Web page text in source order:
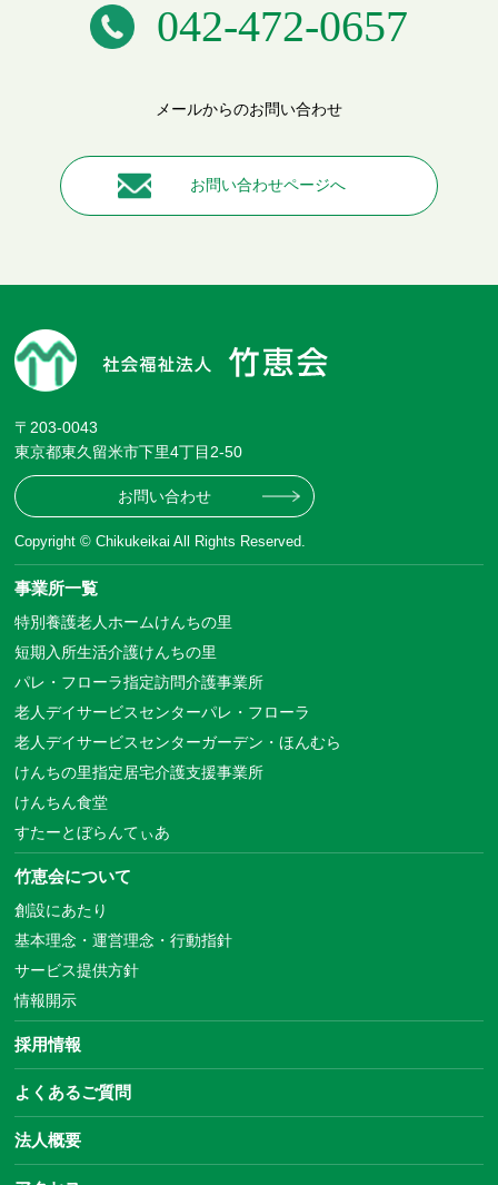
042-472-0657
メールからのお問い合わせ
お問い合わせページへ
〒203-0043
東京都東久留米市下里4丁目2-50
お問い合わせ
Copyright © Chikukeikai All Rights Reserved.
事業所一覧
特別養護老人ホームけんちの里
短期入所生活介護けんちの里
パレ・フローラ指定訪問介護事業所
老人デイサービスセンターパレ・フローラ
老人デイサービスセンターガーデン・ほんむら
けんちの里指定居宅介護支援事業所
けんちん食堂
すたーとぼらんてぃあ
竹恵会について
創設にあたり
基本理念・運営理念・行動指針
サービス提供方針
情報開示
採用情報
よくあるご質問
法人概要